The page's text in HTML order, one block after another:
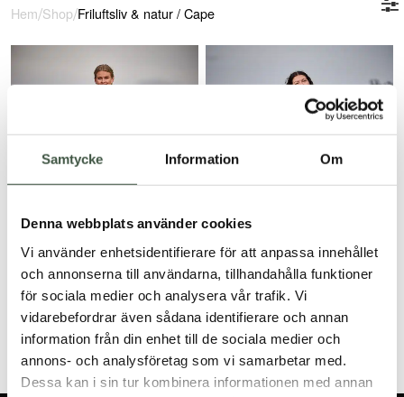
Samtycke Information Om
Denna webbplats använder cookies
Vi använder enhetsidentifierare för att anpassa innehållet
och annonserna till användarna, tillhandahålla funktioner
för sociala medier och analysera vår trafik. Vi
vidarebefordrar även sådana identifierare och annan
information från din enhet till de sociala medier och
annons- och analysföretag som vi samarbetar med.
Dessa kan i sin tur kombinera informationen med annan
Hem/Shop/Friluftsliv & natur/Cape
Exclusive Cape 1.500 kr
Betygsatt
5.00
Classic Cape
Betygsatt
5.00